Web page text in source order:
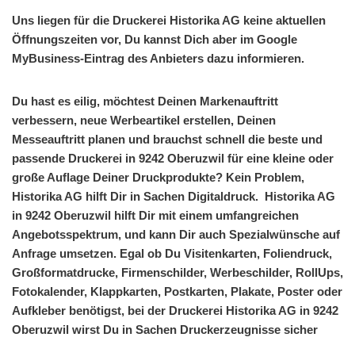
Uns liegen für die Druckerei Historika AG keine aktuellen
Öffnungszeiten vor, Du kannst Dich aber im Google
MyBusiness-Eintrag des Anbieters dazu informieren.
Du hast es eilig, möchtest Deinen Markenauftritt
verbessern, neue Werbeartikel erstellen, Deinen
Messeauftritt planen und brauchst schnell die beste und
passende Druckerei in 9242 Oberuzwil für eine kleine oder
große Auflage Deiner Druckprodukte? Kein Problem,
Historika AG hilft Dir in Sachen Digitaldruck. Historika AG
in 9242 Oberuzwil hilft Dir mit einem umfangreichen
Angebotsspektrum, und kann Dir auch Spezialwünsche auf
Anfrage umsetzen. Egal ob Du Visitenkarten, Foliendruck,
Großformatdrucke, Firmenschilder, Werbeschilder, RollUps,
Fotokalender, Klappkarten, Postkarten, Plakate, Poster oder
Aufkleber benötigst, bei der Druckerei Historika AG in 9242
Oberuzwil wirst Du in Sachen Druckerzeugnisse sicher